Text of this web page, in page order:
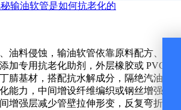
输油软管是如何抗老化的
油料侵蚀，输油软管依靠原料配方、多
加专用抗老化助剂，外层橡胶或 PVC
腈基材，搭配抗水解成分，隔绝汽油、
能力，中间增设纤维编织或钢丝增强
增强层减少管壁拉伸形变，反复弯折产